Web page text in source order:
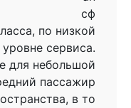
сф
по низкой
сервиса.
для небольшой
пассажир
в то